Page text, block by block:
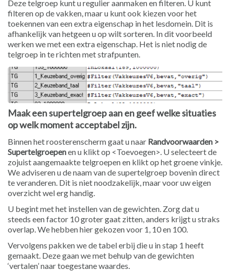
Deze telgroep kunt u regulier aanmaken en filteren. U kunt
filteren op de vakken, maar u kunt ook kiezen voor het
toekennen van een extra eigenschap in het lesdomein. Dit is
afhankelijk van hetgeen u op wilt sorteren. In dit voorbeeld
werken we met een extra eigenschap. Het is niet nodig de
telgroep in te richten met strafpunten.
Maak een supertelgroep aan en geef welke situaties
op welk moment acceptabel zijn.
Binnen het roosterenscherm gaat u naar Randvoorwaarden >
Supertelgroepenen u klikt op <Toevoegen>. U selecteert de
zojuist aangemaakte telgroepen en klikt op het groene vinkje.
We adviseren u de naam van de supertelgroep bovenin direct
te veranderen. Dit is niet noodzakelijk, maar voor uw eigen
overzicht wel erg handig.
U begint met het instellen van de gewichten. Zorg dat u
steeds een factor 10 groter gaat zitten, anders krijgt u straks
overlap. We hebben hier gekozen voor 1, 10 en 100.
Vervolgens pakken we de tabel erbij die u in stap 1 heeft
gemaakt. Deze gaan we met behulp van de gewichten
‘vertalen’ naar toegestane waardes.